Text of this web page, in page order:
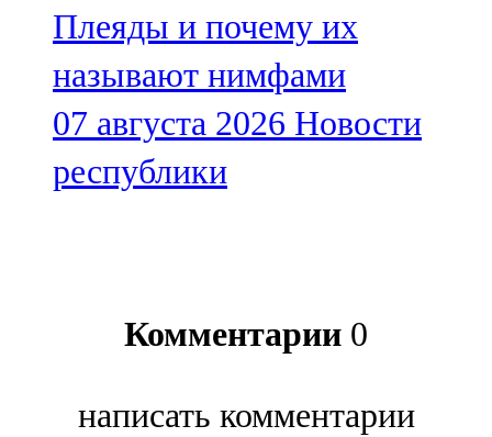
Плеяды и почему их
называют нимфами
07 августа 2026 Новости
республики
Комментарии 0
написать комментарии